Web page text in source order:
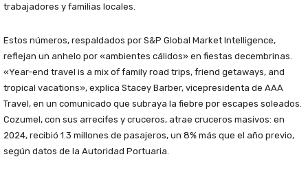
trabajadores y familias locales.
Estos números, respaldados por S&P Global Market Intelligence,
reflejan un anhelo por «ambientes cálidos» en fiestas decembrinas.
«Year-end travel is a mix of family road trips, friend getaways, and
tropical vacations», explica Stacey Barber, vicepresidenta de AAA
Travel, en un comunicado que subraya la fiebre por escapes soleados.
Cozumel, con sus arrecifes y cruceros, atrae cruceros masivos: en
2024, recibió 1.3 millones de pasajeros, un 8% más que el año previo,
según datos de la Autoridad Portuaria.